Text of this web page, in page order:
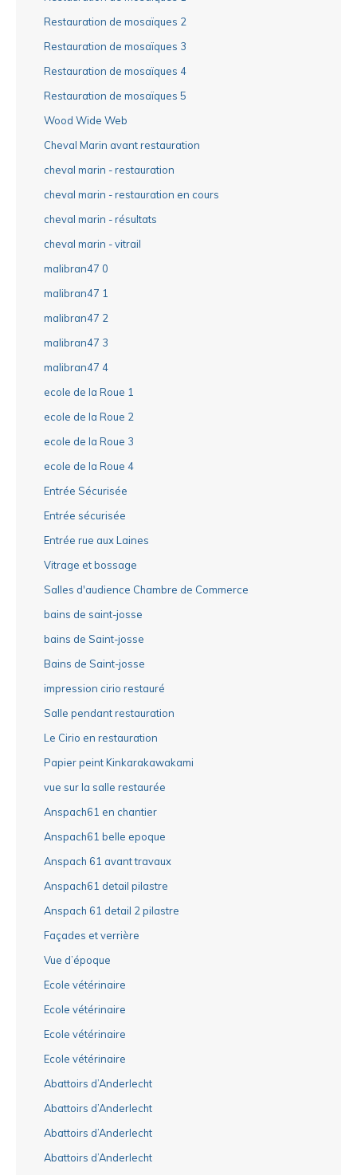
Restauration de mosaïques 2
Restauration de mosaïques 3
Restauration de mosaïques 4
Restauration de mosaïques 5
Wood Wide Web
Cheval Marin avant restauration
cheval marin - restauration
cheval marin - restauration en cours
cheval marin - résultats
cheval marin - vitrail
malibran47 0
malibran47 1
malibran47 2
malibran47 3
malibran47 4
ecole de la Roue 1
ecole de la Roue 2
ecole de la Roue 3
ecole de la Roue 4
Entrée Sécurisée
Entrée sécurisée
Entrée rue aux Laines
Vitrage et bossage
Salles d'audience Chambre de Commerce
bains de saint-josse
bains de Saint-josse
Bains de Saint-josse
impression cirio restauré
Salle pendant restauration
Le Cirio en restauration
Papier peint Kinkarakawakami
vue sur la salle restaurée
Anspach61 en chantier
Anspach61 belle epoque
Anspach 61 avant travaux
Anspach61 detail pilastre
Anspach 61 detail 2 pilastre
Façades et verrière
Vue d’époque
Ecole vétérinaire
Ecole vétérinaire
Ecole vétérinaire
Ecole vétérinaire
Abattoirs d’Anderlecht
Abattoirs d’Anderlecht
Abattoirs d’Anderlecht
Abattoirs d’Anderlecht